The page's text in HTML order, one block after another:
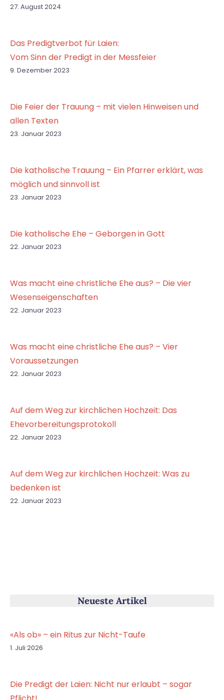
27. August 2024
Das Predigtverbot für Laien:
Vom Sinn der Predigt in der Messfeier
9. Dezember 2023
Die Feier der Trauung – mit vielen Hinweisen und
allen Texten
23. Januar 2023
Die katholische Trauung – Ein Pfarrer erklärt, was
möglich und sinnvoll ist
23. Januar 2023
Die katholische Ehe – Geborgen in Gott
22. Januar 2023
Was macht eine christliche Ehe aus? – Die vier
Wesenseigenschaften
22. Januar 2023
Was macht eine christliche Ehe aus? – Vier
Voraussetzungen
22. Januar 2023
Auf dem Weg zur kirchlichen Hochzeit: Das
Ehevorbereitungsprotokoll
22. Januar 2023
Auf dem Weg zur kirchlichen Hochzeit: Was zu
bedenken ist
22. Januar 2023
Neueste Artikel
«Als ob» – ein Ritus zur Nicht-Taufe
1. Juli 2026
Die Predigt der Laien: Nicht nur erlaubt – sogar